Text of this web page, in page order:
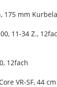
175 mm
11-34 Z.,
12fach
VR-SF, 44 cm